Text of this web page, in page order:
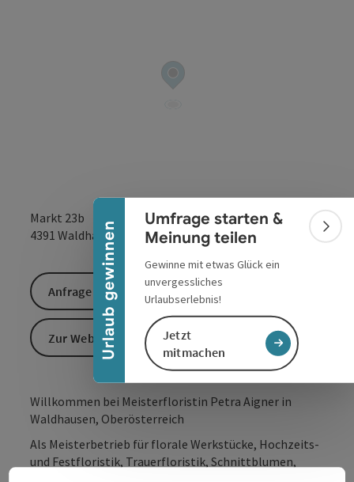
Urlaub gewinnen
Banner einklappen
Umfrage starten &
Meinung teilen
Gewinne mit etwas Glück ein
unvergessliches
Urlaubserlebnis!
Jetzt
mitmachen
Markt 23b
4391 Waldhausen im Strudengau in Google
in
Willkommen bei Meisterfloristin Petra Aigner in
Waldhausen, Oberösterreich
Als Meisterbetrieb für florale Werkstücke, Hochzeits-
und Festfloristik, Trauerfloristik, Schnittblumen,
Anfrage senden
Zur Website